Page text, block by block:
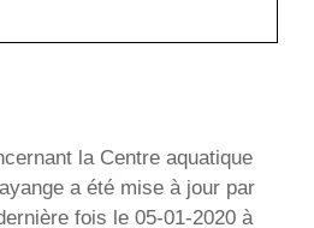
la Centre aquatique
a été mise à jour par
fois le 05-01-2020 à